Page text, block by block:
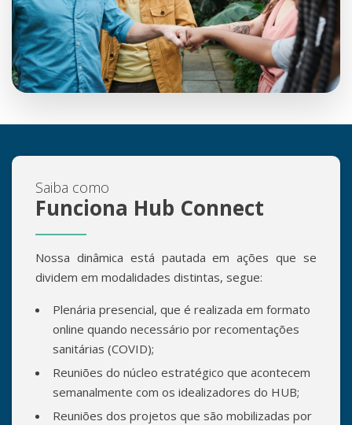
Saiba como
Funciona Hub Connect
Nossa dinâmica está pautada em ações que se
dividem em modalidades distintas, segue:
Plenária presencial, que é realizada em formato
online quando necessário por recomentações
sanitárias (COVID);
Reuniões do núcleo estratégico que acontecem
semanalmente com os idealizadores do HUB;
Reuniões dos projetos que são mobilizadas por